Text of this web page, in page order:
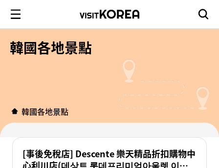
韓國各地景點
韓國各地景點
[事後免稅店] Descente 樂天精品折扣購物中
心利川店(데상트 롯데프리미엄아울렛 이천